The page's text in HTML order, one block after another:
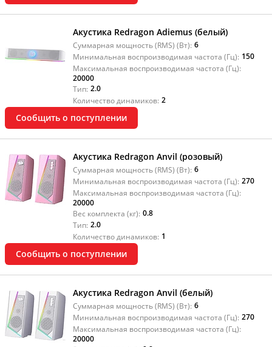
Акустика Redragon Adiemus (белый)
Суммарная мощность (RMS) (Вт): 6
Минимальная воспроизводимая частота (Гц): 150
Максимальная воспроизводимая частота (Гц):
20000
Тип: 2.0
Количество динамиков: 2
Сообщить о поступлении
Акустика Redragon Anvil (розовый)
Суммарная мощность (RMS) (Вт): 6
Минимальная воспроизводимая частота (Гц): 270
Максимальная воспроизводимая частота (Гц):
20000
Вес комплекта (кг): 0.8
Тип: 2.0
Количество динамиков: 1
Сообщить о поступлении
Акустика Redragon Anvil (белый)
Суммарная мощность (RMS) (Вт): 6
Минимальная воспроизводимая частота (Гц): 270
Максимальная воспроизводимая частота (Гц):
20000